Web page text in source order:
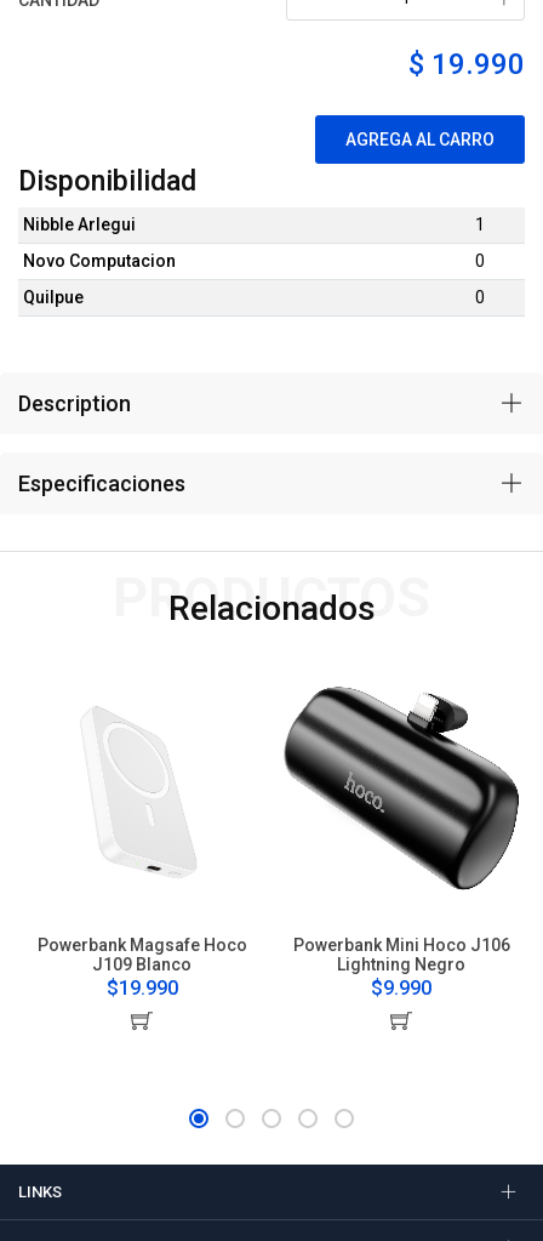
$ 19.990
AGREGA AL CARRO
Disponibilidad
Nibble Arlegui
1
Novo Computacion
0
Quilpue
0
Description
Especificaciones
Relacionados
PRODUCTOS
Powerbank Magsafe Hoco
J109 Blanco
$19.990
Powerbank Mini Hoco J106
Lightning Negro
$9.990
LINKS